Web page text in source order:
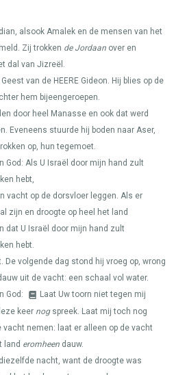
alsook Amalek en de mensen van het
Zij trokken de Jordaan over en
dal van Jizreël.
van de HEERE Gideon. Hij blies op de
hem bijeengeroepen.
door heel Manasse en ook dat werd
Eveneens stuurde hij boden naar Aser,
op, hun tegemoet.
God: Als U Israël door mijn hand zult
hebt,
vacht op de dorsvloer leggen. Als er
zijn en droogte op heel het land
dat U Israël door mijn hand zult
hebt.
De volgende dag stond hij vroeg op, wrong
uit de vacht: een schaal vol water.
God:
Laat Uw toorn niet tegen mij
keer nogspreek. Laat mij toch nog
nemen: laat er alleen op de vacht
land eromheen dauw.
nacht, want de droogte was